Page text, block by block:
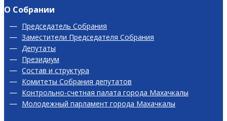
О Собрании
Председатель Собрания
Заместители Председателя Собрания
Депутаты
Президиум
Состав и структура
Комитеты Собрания депутатов
Контрольно-счетная палата города Махачкалы
Молодежный парламент города Махачкалы